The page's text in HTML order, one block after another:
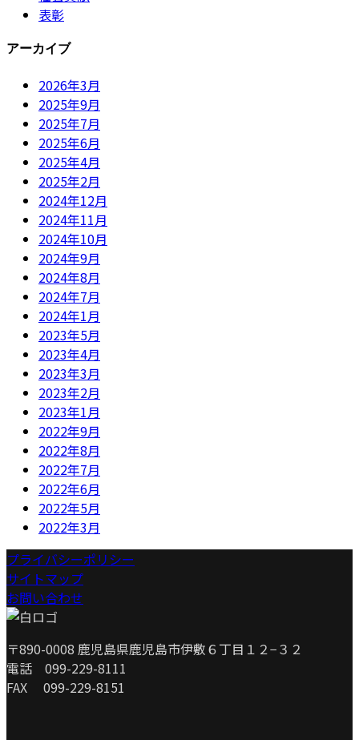
表彰
アーカイブ
2026年3月
2025年9月
2025年7月
2025年6月
2025年4月
2025年2月
2024年12月
2024年11月
2024年10月
2024年9月
2024年8月
2024年7月
2024年1月
2023年5月
2023年4月
2023年3月
2023年2月
2023年1月
2022年9月
2022年8月
2022年7月
2022年6月
2022年5月
2022年3月
プライバシーポリシー
サイトマップ
お問い合わせ
〒890-0008 鹿児島県鹿児島市伊敷６丁目１２−３２
電話 099-229-8111
FAX 099-229-8151